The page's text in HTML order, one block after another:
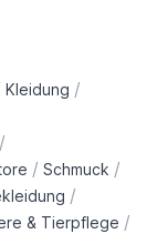
Kleidung /
/
/ Schmuck /
/
& Tierpflege /